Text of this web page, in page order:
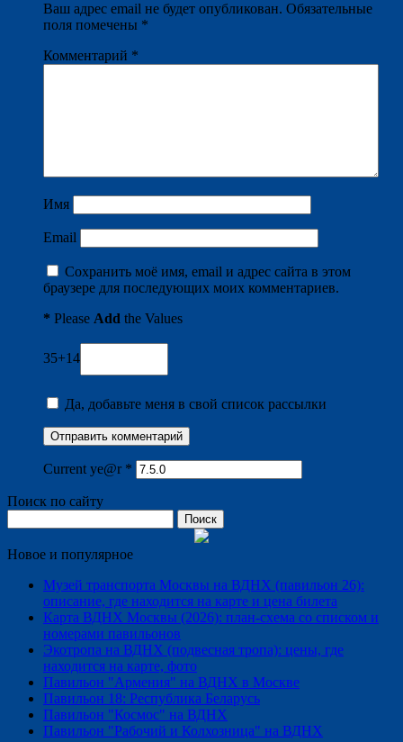
Ваш адрес email не будет опубликован. Обязательные
поля помечены *
Комментарий *
Имя
Email
Сохранить моё имя, email и адрес сайта в этом
браузере для последующих моих комментариев.
* Please Add the Values
35+14
Да, добавьте меня в свой список рассылки
Current ye@r *
Поиск по сайту
Новое и популярное
Музей транспорта Москвы на ВДНХ (павильон 26):
описание, где находится на карте и цена билета
Карта ВДНХ Москвы (2026): план-схема со списком и
номерами павильонов
Экотропа на ВДНХ (подвесная тропа): цены, где
находится на карте, фото
Павильон "Армения" на ВДНХ в Москве
Павильон 18: Республика Беларусь
Павильон "Космос" на ВДНХ
Павильон "Рабочий и Колхозница" на ВДНХ